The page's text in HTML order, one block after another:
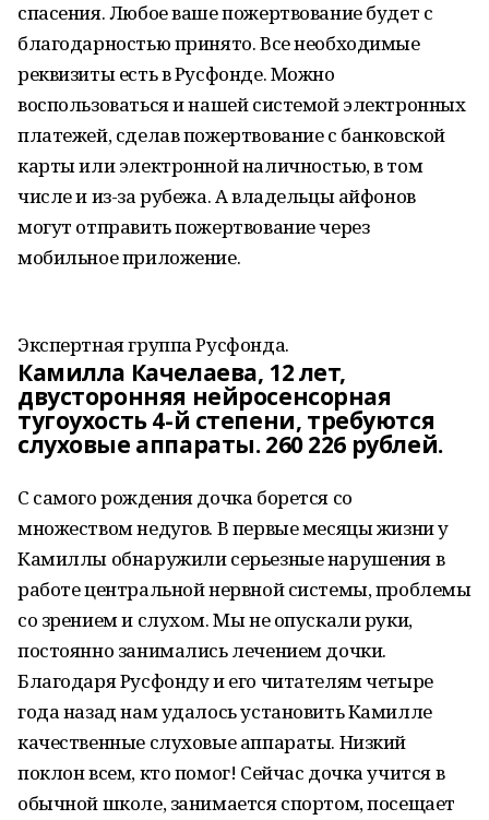
спасения. Любое ваше пожертвование будет с
благодарностью принято. Все необходимые
реквизиты есть в Русфонде. Можно
воспользоваться и нашей системой электронных
платежей, сделав пожертвование с банковской
карты или электронной наличностью, в том
числе и из-за рубежа. А владельцы айфонов
могут отправить пожертвование через
мобильное приложение.
Экспертная группа Русфонда.
Камилла Качелаева, 12 лет,
двусторонняя нейросенсорная
тугоухость 4-й степени, требуются
слуховые аппараты. 260 226 рублей.
С самого рождения дочка борется со
множеством недугов. В первые месяцы жизни у
Камиллы обнаружили серьезные нарушения в
работе центральной нервной системы, проблемы
со зрением и слухом. Мы не опускали руки,
постоянно занимались лечением дочки.
Благодаря Русфонду и его читателям четыре
года назад нам удалось установить Камилле
качественные слуховые аппараты. Низкий
поклон всем, кто помог! Сейчас дочка учится в
обычной школе, занимается спортом, посещает